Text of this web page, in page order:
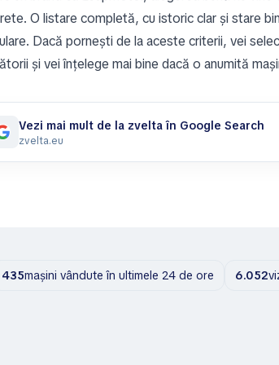
O listare completă, cu istoric clar și stare
Dacă pornești de la aceste criterii, vei
și vei înțelege mai bine dacă o anumită
Vezi mai mult de la zvelta în Google Search
zvelta.eu
435mașini vândute în ultimele 24 de ore 6.052